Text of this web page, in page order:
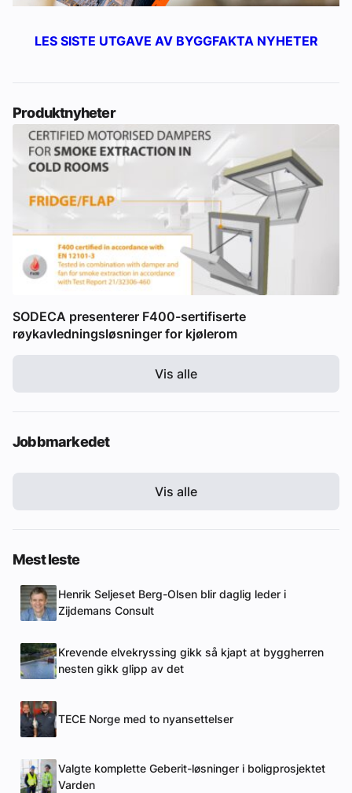
LES SISTE UTGAVE AV BYGGFAKTA NYHETER
Produktnyheter
SODECA presenterer F400-sertifiserte
røykavledningsløsninger for kjølerom
Vis alle
Jobbmarkedet
Vis alle
Mest leste
Henrik Seljeset Berg-Olsen blir daglig leder i
Zijdemans Consult
Krevende elvekryssing gikk så kjapt at byggherren
nesten gikk glipp av det
TECE Norge med to nyansettelser
Valgte komplette Geberit-løsninger i boligprosjektet
Varden